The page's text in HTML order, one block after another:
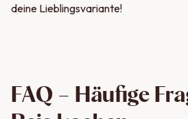
deine Lieblingsvariante!
FAQ – Häufige